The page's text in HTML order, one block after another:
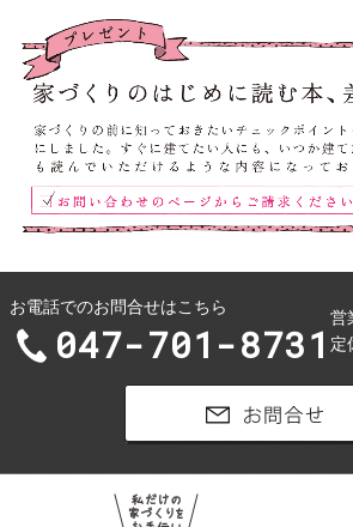
お電話でのお問合せはこちら
047-701-8731
営
定